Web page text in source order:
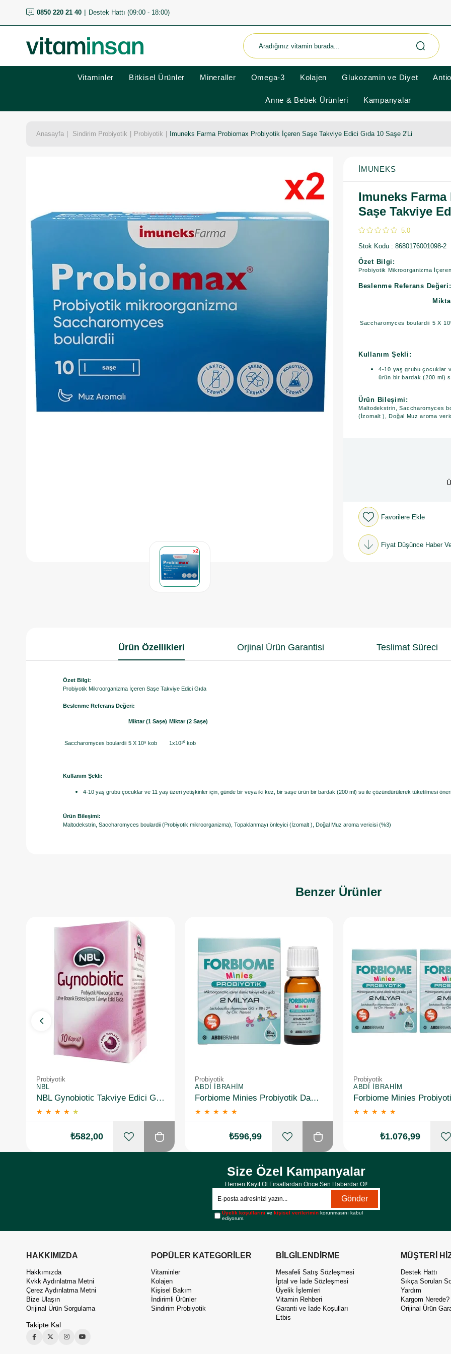
0850 220 21 40 Destek Hattı (09:00 - 18:00)
Vitaminler Bitkisel Ürünler Mineraller Omega-3 Kolajen Glukozamin ve Diyet
Anne & Bebek Ürünleri Kampanyalar
Anasayfa Sindirim Probiyotik Probiyotik Imuneks Farma Probiomax Probiyotik İçeren Saşe Takviye Edici Gıda 10 Saşe 2'Li
İMUNEKS
Imuneks
Saşe Takviye
5.0
Stok Kodu 8680176001098-2
Özet Bilgi:
Probiyotik Mikroorganizma
Beslenme Referans Değeri:
Saccharomyces boulardii 5 X
Kullanım Şekli:
4-10 yaş grubu çocuklar
ürün bir bardak (200 ml)
Ürün Bileşimi:
Maltodekstrin, Saccharomyces
(İzomalt ), Doğal Muz aroma
Favorilere Ekle
Fiyat Düşünce Haber
Ürün Özellikleri Orjinal Ürün Garantisi Teslimat Süreci
Özet Bilgi:
Probiyotik Mikroorganizma İçeren Saşe Takviye Edici Gıda
Beslenme Referans Değeri:
Miktar (1 Saşe) Miktar (2 Saşe)
Saccharomyces boulardii 5 X 10⁹ kob 1x10¹⁰ kob
Kullanım Şekli:
4-10 yaş grubu çocuklar ve 11 yaş üzeri yetişkinler için, günde bir veya iki kez, bir saşe ürün bir bardak (200 ml) su ile çözündürülerek tüketilmesi
Ürün Bileşimi:
Maltodekstrin, Saccharomyces boulardii (Probiyotik mikroorganizma), Topaklanmayı önleyici (İzomalt ), Doğal Muz aroma vericisi (%3)
Benzer Ürünler
Probiyotik
NBL
NBL Gynobiotic Takviye Edici Gıda 10 Kapsül
★ ★ ★ ★ ★
₺582,00
Probiyotik
ABDI İBRAHIM
Forbiome Minies Probiyotik Damla 8 ml
★ ★ ★ ★ ★
₺596,99
Probiyotik
ABDI İBRAHIM
★ ★ ★ ★ ★
₺1.076,99
Size Özel Kampanyalar
Hemen Kayıt Ol Fırsatlardan Önce Sen Haberdar Ol!
Gönder
Üyelik koşullarını vekişisel verilerimin korunmasını kabul
ediyorum.
HAKKIMIZDA
Hakkımızda
Kvkk Aydınlatma Metni
Çerez Aydınlatma Metni
Bize Ulaşın
Orijinal Ürün Sorgulama
Takipte Kal
POPÜLER KATEGORİLER
Vitaminler
Kolajen
Kişisel Bakım
İndirimli Ürünler
Sindirim Probiyotik
BİLGİLENDİRME
Mesafeli Satış Sözleşmesi
İptal ve İade Sözleşmesi
Üyelik İşlemleri
Vitamin Rehberi
Garanti ve İade Koşulları
Etbis
MÜŞTERİ
Destek Hattı
Sıkça Sorulan
Yardım
Kargom Nerede?
Orijinal Ürün